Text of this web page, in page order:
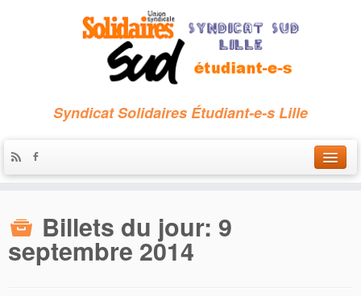
Syndicat Solidaires Étudiant-e-s Lille
Billets du jour: 9
septembre 2014